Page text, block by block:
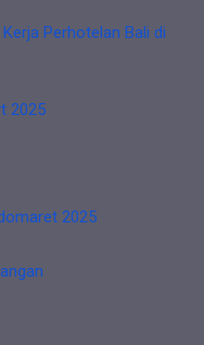
Perhotelan Bali di
2025
2025